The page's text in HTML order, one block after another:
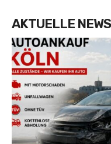
AKTUELLE NEWS